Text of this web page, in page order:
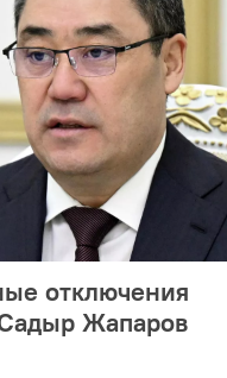
отключения
Жапаров